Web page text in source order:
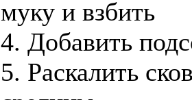
муку и взбить
4. Добавить
5. Раскалить